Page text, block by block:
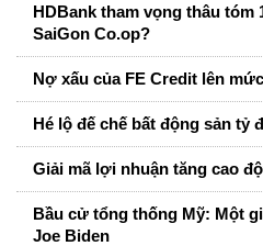
HDBank tham vọng thâu tóm
SaiGon Co.op?
Nợ xấu của FE Credit lên
Hé lộ đế chế bất động sản tỷ
Giải mã lợi nhuận tăng cao
Bầu cử tổng thống Mỹ: Một
Joe Biden